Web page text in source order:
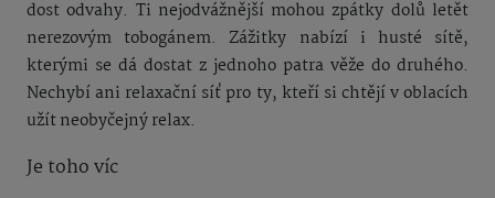
dost odvahy. Ti nejodvážnější mohou zpátky dolů letět
nerezovým tobogánem. Zážitky nabízí i husté sítě,
kterými se dá dostat z jednoho patra věže do druhého.
Nechybí ani relaxační síť pro ty, kteří si chtějí v oblacích
užít neobyčejný relax.
Je toho víc